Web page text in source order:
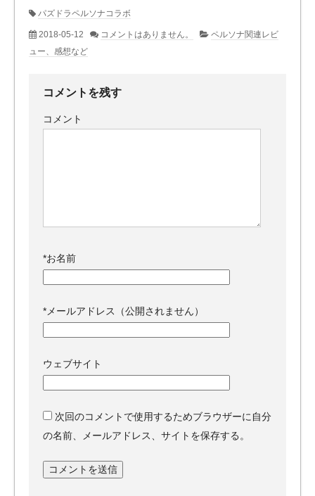
パズドラペルソナコラボ
2018-05-12 コメントはありません。
ペルソナ関連レビ
ュー、感想など
コメントを残す
コメント
*お名前
* メールアドレス（公開されません）
ウェブサイト
次回のコメントで使用するためブラウザーに自分
の名前、メールアドレス、サイトを保存する。